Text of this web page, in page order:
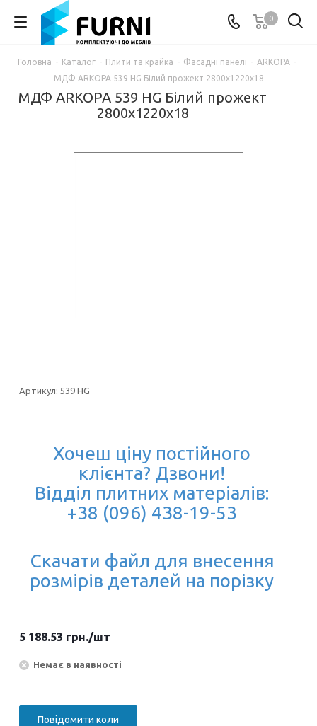
0
Головна - Каталог - Плити та крайка - Фасадні панелі - ARKOPA -
МДФ ARKOPA 539 HG Білий прожект 2800х1220х18
МДФ ARKOPA 539 HG Білий прожект
2800х1220х18
Артикул: 539 HG
Хочеш ціну постійного
клієнта? Дзвони!
Відділ плитних матеріалів:
+38 (096) 438-19-53
Скачати файл для внесення
розмірів деталей на порізку
5 188.53 грн./шт
Немає в наявності
Повідомити коли